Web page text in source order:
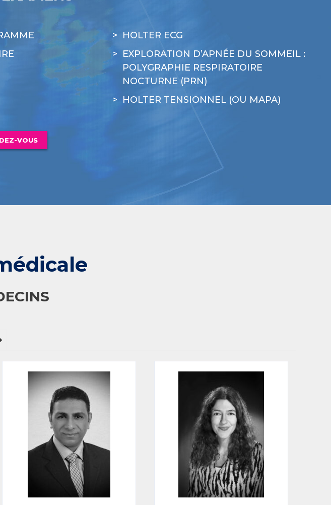
HOLTER ECG
EXPLORATION D’APNÉE DU SOMMEIL :
POLYGRAPHIE RESPIRATOIRE
NOCTURNE (PRN)
HOLTER TENSIONNEL (OU MAPA)
VOUS